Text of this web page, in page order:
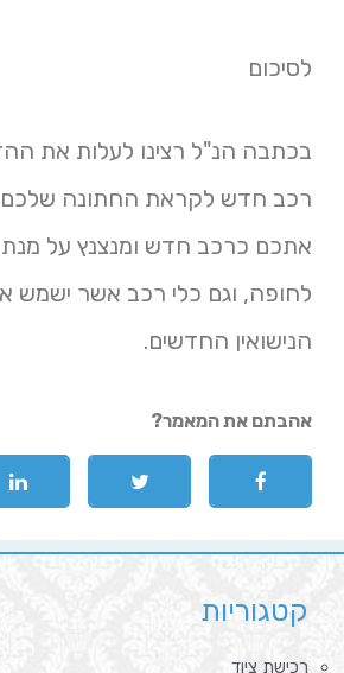
לסיכום
בכתבה הנ"ל רצינו לעלות את
רכב חדש לקראת החתונה
אתכם כרכב חדש ומנצנץ על מנת
לחופה, וגם כלי רכב אשר ישמש
הנישואין החדשים.
אהבתם את המאמר?
קטגוריות
רכישת ציוד